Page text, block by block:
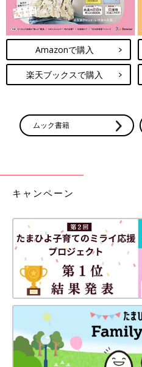
Amazonで購入
楽天ブックスで購入
ムック書籍
キャンペーン